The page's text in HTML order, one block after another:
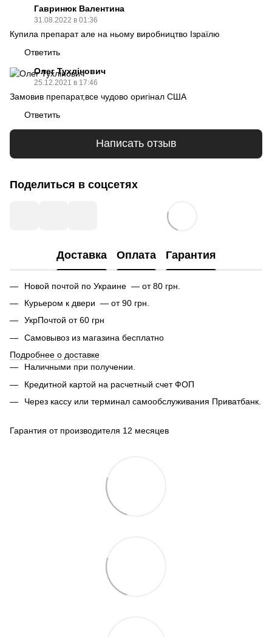
Гавринюк Валентина
31.08.2022 в 01:36
Купила препарат але на ньому виробництво Ізраїлю
Ответить
Олег Тухлінович
25.12.2021 в 17:46
Замовив препарат,все чудово оригінал США
Ответить
Написать отзыв
Поделиться в соцсетях
Доставка Оплата Гарантия
Новой почтой по Украине — от 80 грн.
Курьером к двери — от 90 грн.
УкрПочтой от 60 грн
Самовывоз из магазина бесплатно
Подробнее о доставке
Наличными при получении.
Кредитной картой на расчетный счет ФОП
Через кассу или терминал самообслуживания Приватбанк.
Гарантия от производителя 12 месяцев